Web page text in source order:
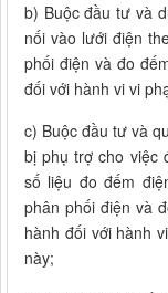
b) Buộc đầu tư và
nối vào lưới điện
phối điện và đo
đối với hành vi vi
c) Buộc đầu tư và
bị phụ trợ cho việc
số liệu đo đếm
phân phối điện và
hành đối với hành
này;